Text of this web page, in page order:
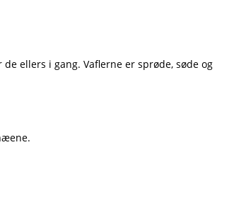
ellers i gang. Vaflerne er sprøde, søde og